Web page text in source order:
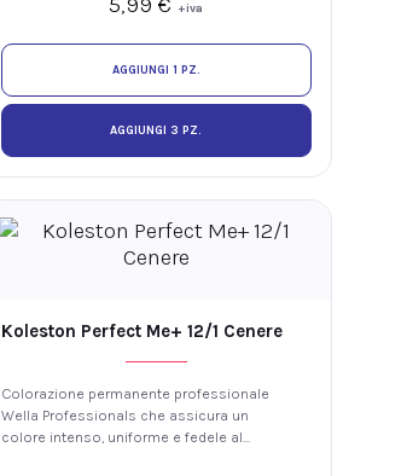
+iva
tecnologia ME+ offre elevate
prestazioni colore riducendo il rischio
di sviluppare nuove allergie ai coloranti.
AGGIUNGI 1 PZ.
AGGIUNGI 3 PZ.
Koleston Perfect Me+ 12/1 Cenere
Colorazione permanente professionale
Wella Professionals che assicura un
colore intenso, uniforme e fedele al